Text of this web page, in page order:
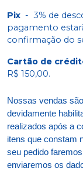
Pix - 3% de
pagamento
confirmação do
Cartão de
R$ 150,00.
Nossas vendas
devidamente
realizados após a
itens que constam
seu pedido
enviaremos os